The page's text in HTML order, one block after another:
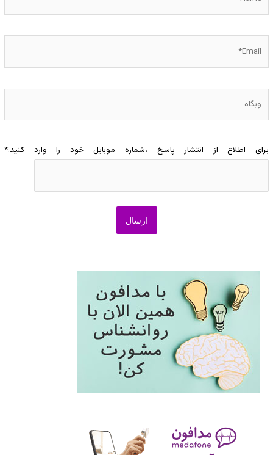
وبگاه
برای اطلاع از انتشار پاسخ ،شماره موبایل خود را وارد کنید.*